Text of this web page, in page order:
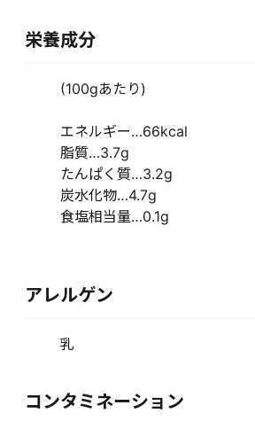
栄養成分
(100gあたり)
エネルギー…66kcal
脂質…3.7g
たんぱく質…3.2g
炭水化物…4.7g
食塩相当量…0.1g
アレルゲン
乳
コンタミネーション